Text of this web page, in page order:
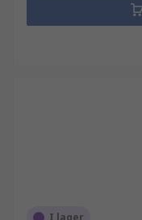
I lager